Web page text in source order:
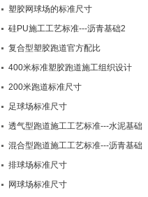
塑胶网球场的标准尺寸
硅PU施工工艺标准---沥青基础2
复合型塑胶跑道官方配比
400米标准塑胶跑道施工组织设计
200米跑道标准尺寸
足球场标准尺寸
透气型跑道施工工艺标准---水泥基础
混合型跑道施工工艺标准---沥青基础
排球场标准尺寸
网球场标准尺寸